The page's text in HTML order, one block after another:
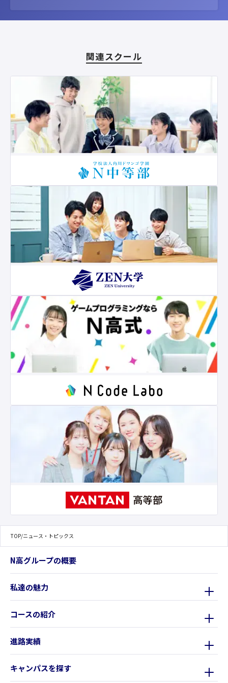
関連スクール
TOP/ニュース・トピックス
N高グループの概要
私達の魅力
コースの紹介
進路実績
キャンパスを探す